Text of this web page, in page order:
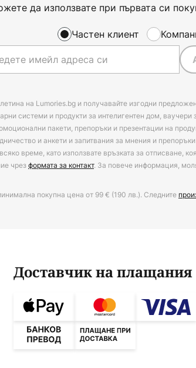
да използвате при първата си
Частен клиент
на Lumories.bg и получавайте изгодни
системи и продукти за интелигентен дом,
пакети, препоръки и презентации на
и анкети и запитвания за мнения и
време, като използвате връзката за отписване,
чрезформата за контакт. За повече информация,
покупна цена от 99 € (190 лв.). Следните
Доставчик на плащания